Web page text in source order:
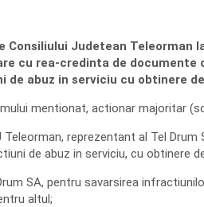
Consiliului Judetean
cu rea-credinta de
de abuz in serviciu cu obtinere
mentionat, actionar majoritar
reprezentant al Tel
de abuz in serviciu, cu obtinere
SA, pentru savarsirea
altul;